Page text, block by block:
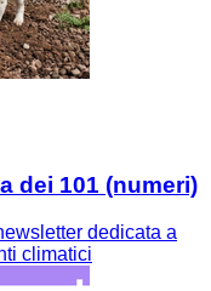
dei 101 (numeri)
dedicata a
climatici